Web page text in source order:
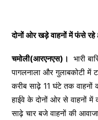
दोनों ओर खड़े वाहनों में फंसे रहे
चमोली(आरएनएस)।
भारी
पागलनाला और गुलाबकोटी में
करीब साढ़े 11 घंटे तक वाहनों
हाईवे के दोनों ओर से वाहनों
साढ़े चार बजे वाहनों की